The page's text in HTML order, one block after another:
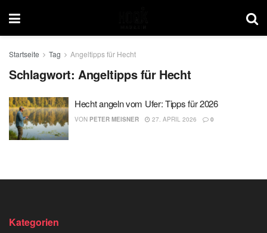
Startseite Tag Angeltipps für Hecht
Schlagwort:Angeltipps für Hecht
Hecht angeln vom Ufer: Tipps für 2026
VON PETER MEISNER 27. APRIL 2026 0
Kategorien